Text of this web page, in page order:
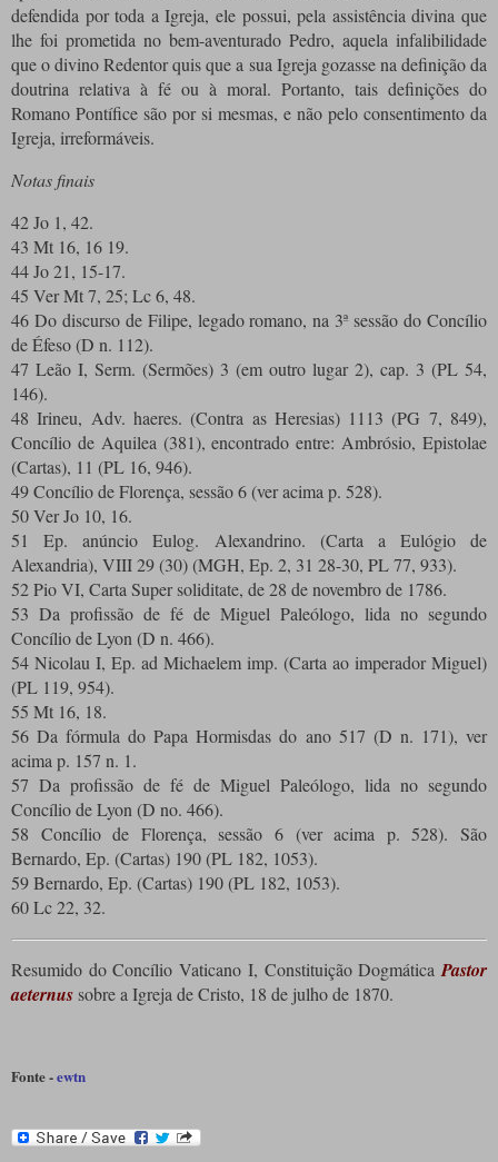
defendida por toda a Igreja, ele possui, pela assistência divina que
lhe foi prometida no bem-aventurado Pedro, aquela infalibilidade
que o divino Redentor quis que a sua Igreja gozasse na definição da
doutrina relativa à fé ou à moral. Portanto, tais definições do
Romano Pontífice são por si mesmas, e não pelo consentimento da
Igreja, irreformáveis.
Notas finais
42 Jo 1, 42.
43 Mt 16, 16 19.
44 Jo 21, 15-17.
45 Ver Mt 7, 25; Lc 6, 48.
46 Do discurso de Filipe, legado romano, na 3ª sessão do Concílio
de Éfeso (D n. 112).
47 Leão I, Serm. (Sermões) 3 (em outro lugar 2), cap. 3 (PL 54,
146).
48 Irineu, Adv. haeres. (Contra as Heresias) 1113 (PG 7, 849),
Concílio de Aquilea (381), encontrado entre: Ambrósio, Epistolae
(Cartas), 11 (PL 16, 946).
49 Concílio de Florença, sessão 6 (ver acima p. 528).
50 Ver Jo 10, 16.
51 Ep. anúncio Eulog. Alexandrino. (Carta a Eulógio de
Alexandria), VIII 29 (30) (MGH, Ep. 2, 31 28-30, PL 77, 933).
52 Pio VI, Carta Super soliditate, de 28 de novembro de 1786.
53 Da profissão de fé de Miguel Paleólogo, lida no segundo
Concílio de Lyon (D n. 466).
54 Nicolau I, Ep. ad Michaelem imp. (Carta ao imperador Miguel)
(PL 119, 954).
55 Mt 16, 18.
56 Da fórmula do Papa Hormisdas do ano 517 (D n. 171), ver
acima p. 157 n. 1.
57 Da profissão de fé de Miguel Paleólogo, lida no segundo
Concílio de Lyon (D no. 466).
58 Concílio de Florença, sessão 6 (ver acima p. 528). São
Bernardo, Ep. (Cartas) 190 (PL 182, 1053).
59 Bernardo, Ep. (Cartas) 190 (PL 182, 1053).
60 Lc 22, 32.
Resumido do Concílio Vaticano I, Constituição Dogmática Pastor
aeternussobre a Igreja de Cristo, 18 de julho de 1870.
Fonte -ewtn